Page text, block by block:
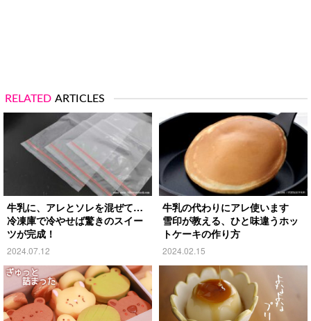
RELATED ARTICLES
牛乳に、アレとソレを混ぜて…
冷凍庫で冷やせば驚きのスイー
ツが完成！
2024.07.12
牛乳の代わりにアレ使います
雪印が教える、ひと味違うホッ
トケーキの作り方
2024.02.15